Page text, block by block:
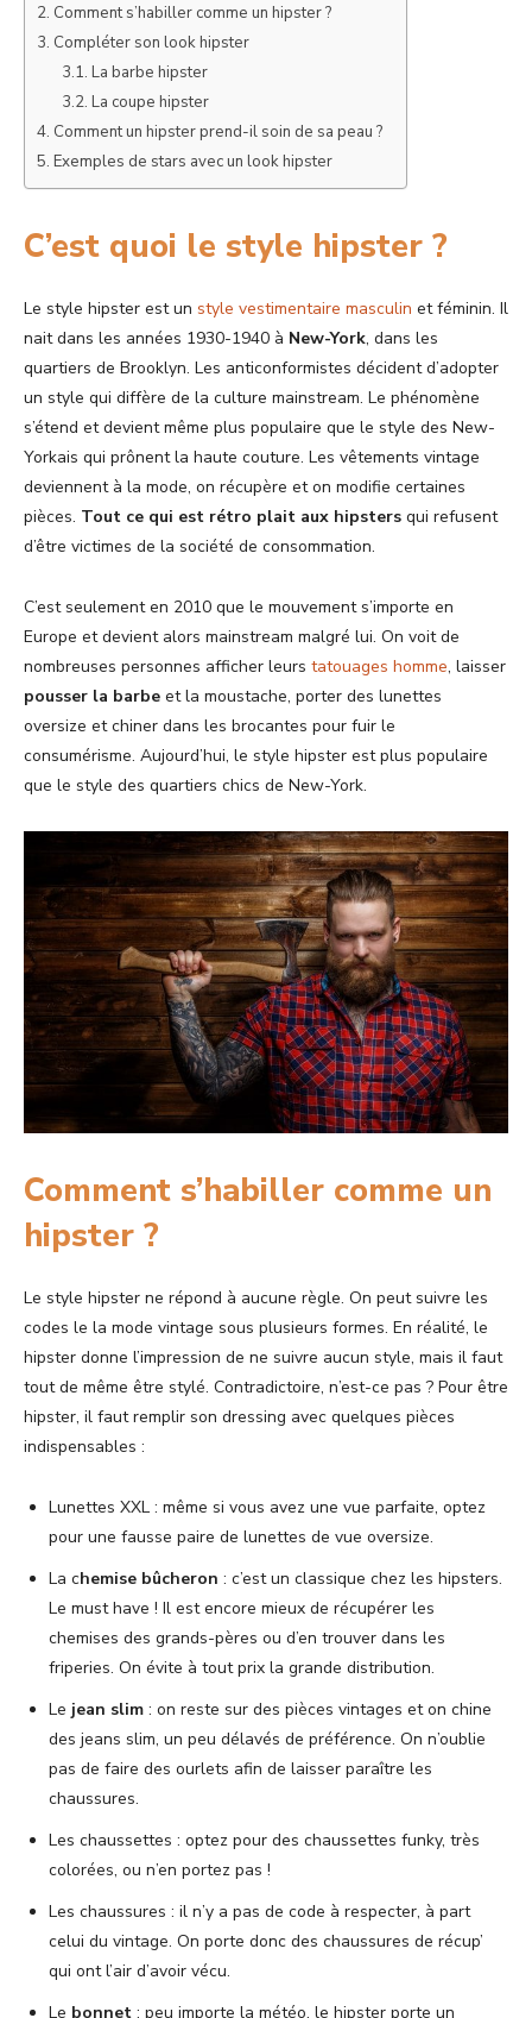
Comment s’habiller comme un hipster ?
Compléter son look hipster
La barbe hipster
La coupe hipster
Comment un hipster prend-il soin de sa peau ?
Exemples de stars avec un look hipster
C’est quoi le style hipster ?
Le style hipster est un style vestimentaire masculin et féminin. Il
nait dans les années 1930-1940 à New-York, dans les
quartiers de Brooklyn. Les anticonformistes décident d’adopter
un style qui diffère de la culture mainstream. Le phénomène
s’étend et devient même plus populaire que le style des New-
Yorkais qui prônent la haute couture. Les vêtements vintage
deviennent à la mode, on récupère et on modifie certaines
pièces. Tout ce qui est rétro plait aux hipsters qui refusent
d’être victimes de la société de consommation.
C’est seulement en 2010 que le mouvement s’importe en
Europe et devient alors mainstream malgré lui. On voit de
nombreuses personnes afficher leurs tatouages homme, laisser
pousser la barbe et la moustache, porter des lunettes
oversize et chiner dans les brocantes pour fuir le
consumérisme. Aujourd’hui, le style hipster est plus populaire
que le style des quartiers chics de New-York.
Comment s’habiller comme un
hipster ?
Le style hipster ne répond à aucune règle. On peut suivre les
codes le la mode vintage sous plusieurs formes. En réalité, le
hipster donne l’impression de ne suivre aucun style, mais il faut
tout de même être stylé. Contradictoire, n’est-ce pas ? Pour être
hipster, il faut remplir son dressing avec quelques pièces
indispensables :
Lunettes XXL : même si vous avez une vue parfaite, optez
pour une fausse paire de lunettes de vue oversize.
La chemise bûcheron : c’est un classique chez les hipsters.
Le must have ! Il est encore mieux de récupérer les
chemises des grands-pères ou d’en trouver dans les
friperies. On évite à tout prix la grande distribution.
Le jean slim : on reste sur des pièces vintages et on chine
des jeans slim, un peu délavés de préférence. On n’oublie
pas de faire des ourlets afin de laisser paraître les
chaussures.
Les chaussettes : optez pour des chaussettes funky, très
colorées, ou n’en portez pas !
Les chaussures : il n’y a pas de code à respecter, à part
celui du vintage. On porte donc des chaussures de récup’
qui ont l’air d’avoir vécu.
Le bonnet : peu importe la météo, le hipster porte un